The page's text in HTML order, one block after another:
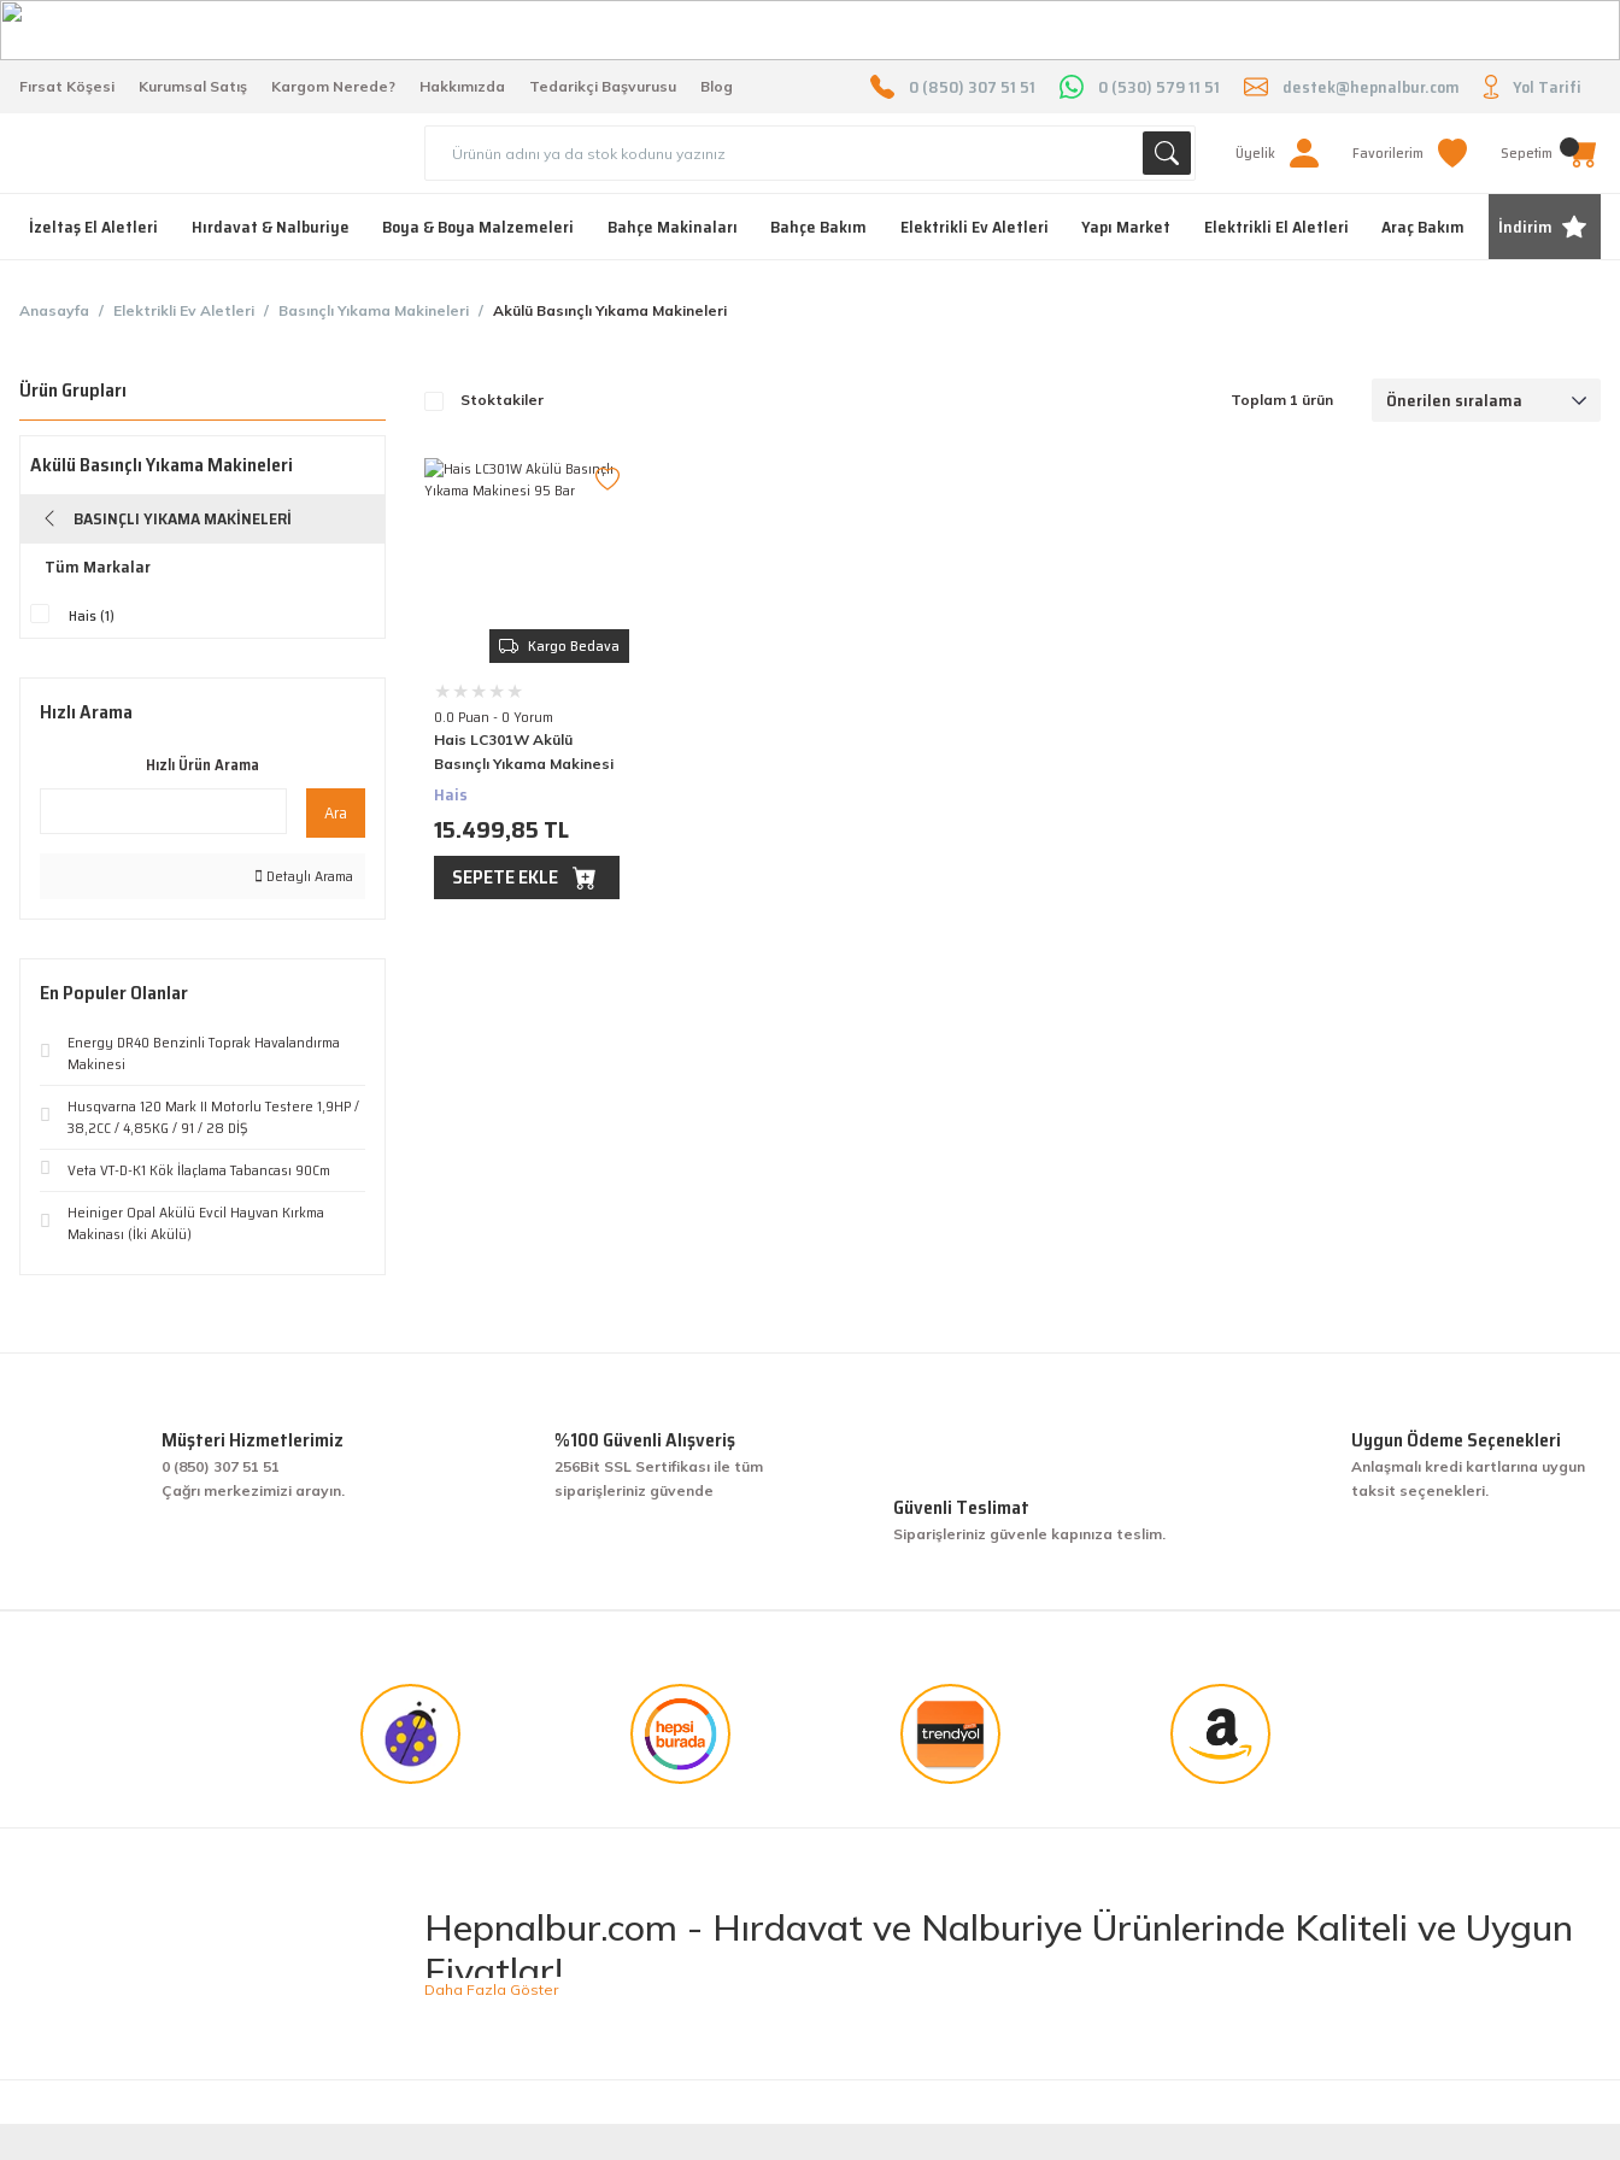
Fırsat Köşesi Kurumsal Satış Kargom Nerede? Hakkımızda Tedarikçi Başvurusu Blog 0 (850) 307 51 51 0 (530) 579 11 51 destek@hepnalbur.com Yol Tarifi
Üyelik Favorilerim Sepetim
İzeltaş El Aletleri Hırdavat & Nalburiye Boya & Boya Malzemeleri Bahçe Makinaları Bahçe Bakım Elektrikli Ev Aletleri Yapı Market Elektrikli El Aletleri Araç Bakım İndirim
Anasayfa Elektrikli Ev Aletleri Basınçlı Yıkama Makineleri Akülü Basınçlı Yıkama Makineleri
Ürün Grupları
Akülü Basınçlı Yıkama Makineleri
BASINÇLI YIKAMA MAKINELERI
Tüm Markalar
Hais (1)
Hızlı Arama
Hızlı Ürün Arama
Ara
Detaylı Arama
En Populer Olanlar
Energy DR40 Benzinli Toprak Havalandırma
Makinesi
Husqvarna 120 Mark II Motorlu Testere 1,9HP /
38,2CC / 4,85KG / 91 / 28 DİŞ
Veta VT-D-K1 Kök İlaçlama Tabancası 90Cm
Heiniger Opal Akülü Evcil Hayvan Kırkma
Makinası (İki Akülü)
Stoktakiler Toplam 1 ürün
Kargo Bedava
0.0 Puan - 0 Yorum
Hais LC301W Akülü
Basınçlı Yıkama Makinesi
95 Bar
Hais
15.499,85 TL
SEPETE EKLE
Müşteri Hizmetlerimiz
0 (850) 307 51 51
Çağrı merkezimizi arayın.
%100 Güvenli Alışveriş
256Bit SSL Sertifikası ile tüm
siparişleriniz güvende
Güvenli Teslimat
Siparişleriniz güvenle kapınıza teslim.
Uygun Ödeme Seçenekleri
Anlaşmalı kredi kartlarına uygun
taksit seçenekleri.
Hepnalbur.com - Hırdavat ve Nalburiye Ürünlerinde Kaliteli ve Uygun
Fiyatlar!